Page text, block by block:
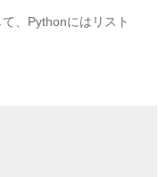
、Pythonにはリスト